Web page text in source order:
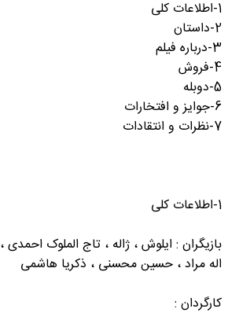
1-اطلاعات کلی
2-داستان
3-درباره فیلم
4-فروش
5-دوبله
6-جوایز و افتخارات
7-نظرات و انتقادات
1-اطلاعات کلی
بازیگران : ایلوش ، ژاله ، تاج الملوک
اله مراد ، حسین محسنی ، ذکریا هاشمی
کارگردان :